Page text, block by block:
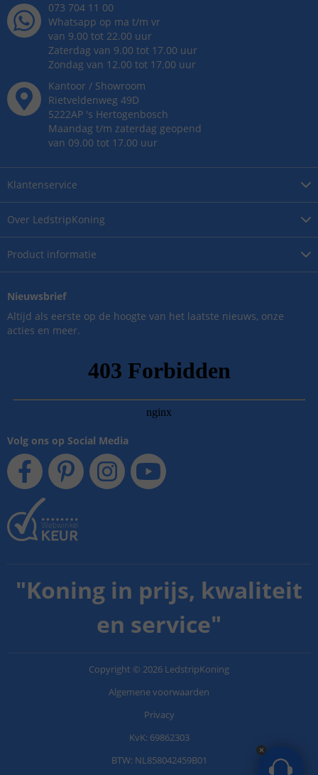
Over LedstripKoning
Product informatie
Klantenservice
073 704 11 00
Whatsapp op ma t/m vr
van 9.00 tot 22.00 uur
Zaterdag van 9.00 tot 17.00 uur
Zondag van 12.00 tot 17.00 uur
Kantoor / Showroom
Rietveldenweg 49D
5222AP 's Hertogenbosch
Maandag t/m zaterdag geopend
van 09.00 tot 17.00 uur
Nieuwsbrief
Altijd als eerste op de hoogte van het laatste nieuws, onze
acties en meer.
Volg ons op Social Media
"Koning in prijs, kwaliteit
en service"
Copyright © 2026 LedstripKoning
Algemene voorwaarden
Privacy
KvK: 69862303
BTW: NL858042459B01